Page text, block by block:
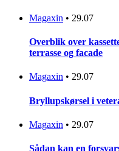
Magaxin • 29.07
Overblik over
terrasse og facade
Magaxin • 29.07
Bryllupskørsel i
Magaxin • 29.07
Sådan kan en